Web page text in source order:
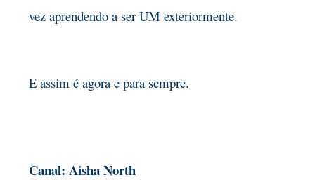
vez aprendendo a ser UM exteriormente.
E assim é agora e para sempre.
Canal: Aisha North